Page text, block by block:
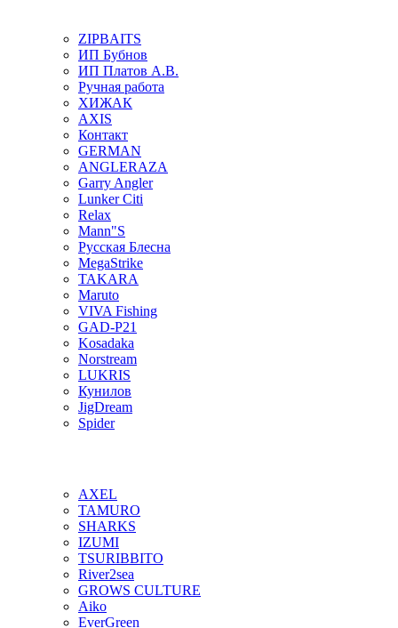
ZIPBAITS
ИП Бубнов
ИП Платов А.В.
Ручная работа
ХИЖАК
AXIS
Контакт
GERMAN
ANGLERAZA
Garry Angler
Lunker Citi
Relax
Mann"S
Русская Блесна
MegaStrike
TAKARA
Maruto
VIVA Fishing
GAD-P21
Kosadaka
Norstream
LUKRIS
Кунилов
JigDream
Spider
AXEL
TAMURO
SHARKS
IZUMI
TSURIBBITO
River2sea
GROWS CULTURE
Aiko
EverGreen